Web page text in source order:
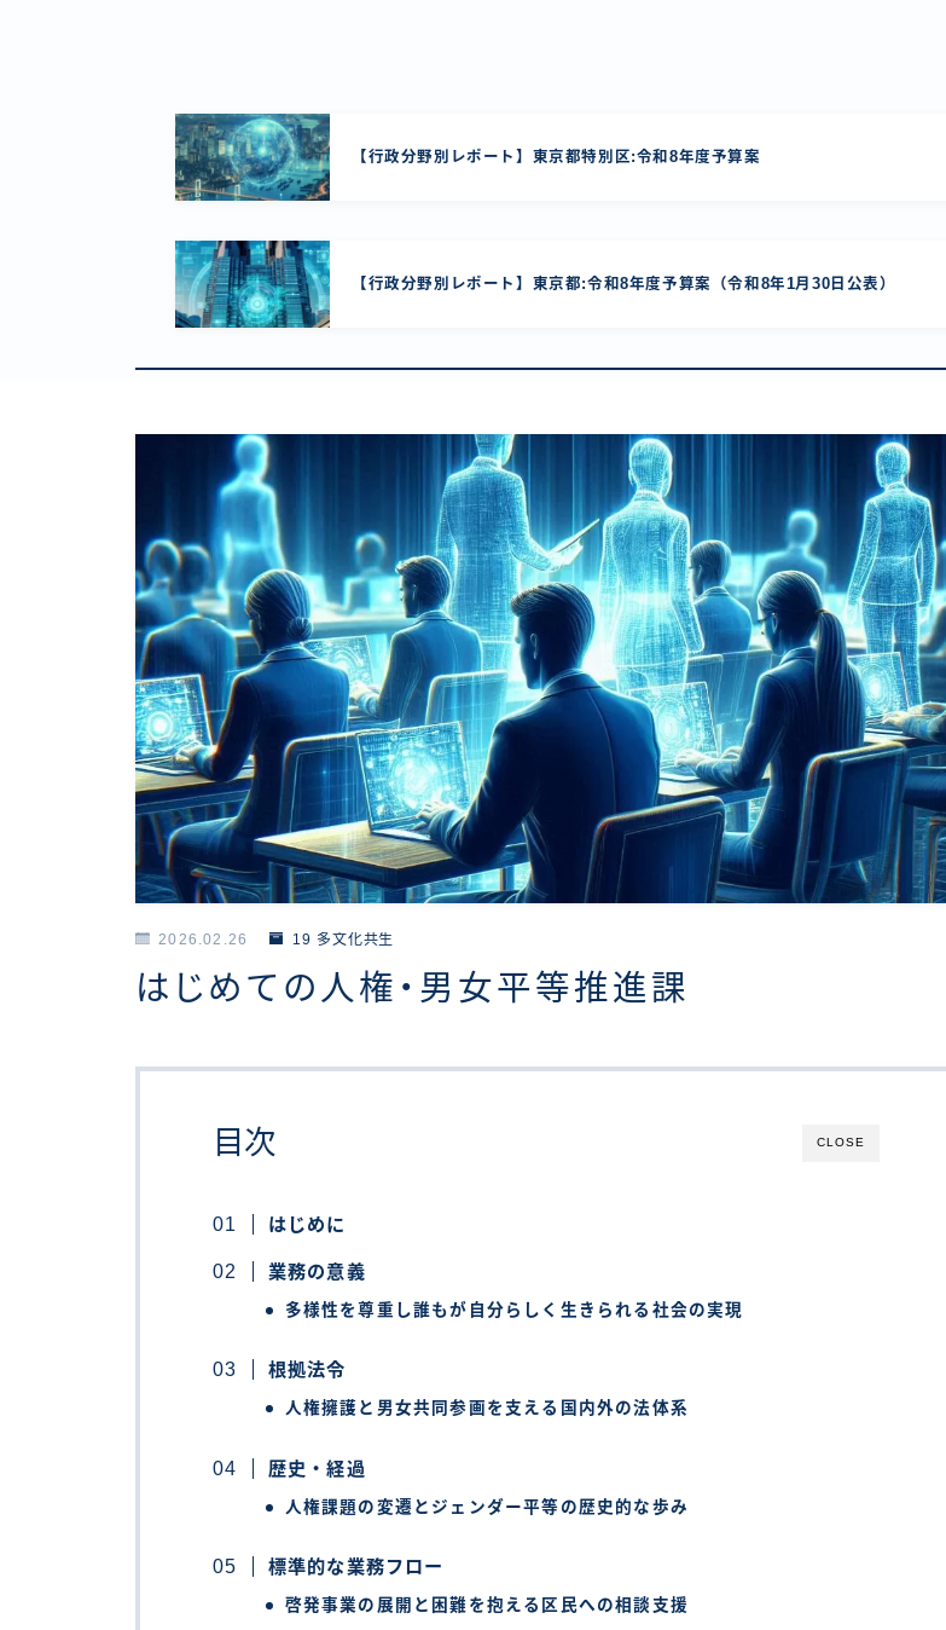
【行政分野別レポート】東京都特別区:令和8年度予算案
【行政分野別レポート】東京都:令和8年度予算案（令和8年1月30日公表）
2026.02.26 19 多文化共生
はじめての人権・男女平等推進課
CLOSE
目次
はじめに
業務の意義
多様性を尊重し誰もが自分らしく生きられる社会の実現
根拠法令
人権擁護と男女共同参画を支える国内外の法体系
歴史・経過
人権課題の変遷とジェンダー平等の歴史的な歩み
標準的な業務フロー
啓発事業の展開と困難を抱える区民への相談支援